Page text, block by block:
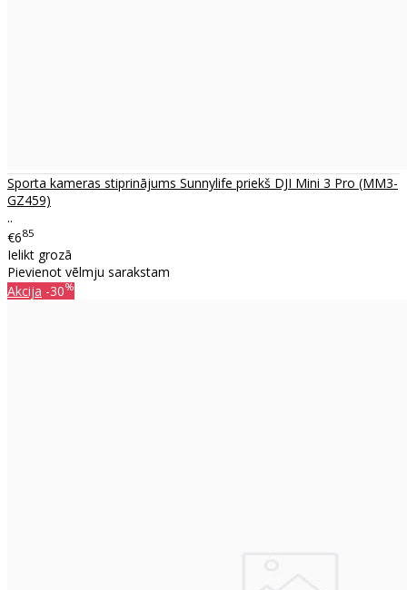
Sporta kameras stiprinājums Sunnylife priekš DJI Mini 3 Pro (MM3-
GZ459)
..
€685
Ielikt grozā
Pievienot vēlmju sarakstam
Akcija -30%